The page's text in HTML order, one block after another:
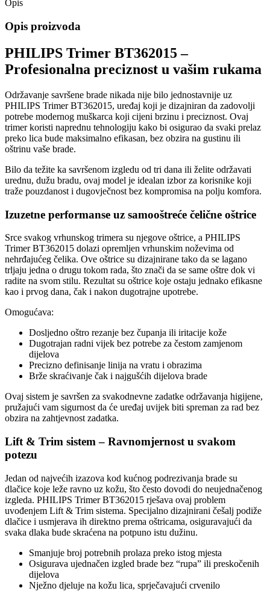
Opis
Opis proizvoda
PHILIPS Trimer BT362015 –
Profesionalna preciznost u vašim rukama
Održavanje savršene brade nikada nije bilo jednostavnije uz
PHILIPS Trimer BT362015, uređaj koji je dizajniran da zadovolji
potrebe modernog muškarca koji cijeni brzinu i preciznost. Ovaj
trimer koristi naprednu tehnologiju kako bi osigurao da svaki prelaz
preko lica bude maksimalno efikasan, bez obzira na gustinu ili
oštrinu vaše brade.
Bilo da težite ka savršenom izgledu od tri dana ili želite održavati
urednu, dužu bradu, ovaj model je idealan izbor za korisnike koji
traže pouzdanost i dugovječnost bez kompromisa na polju komfora.
Izuzetne performanse uz samooštreće čelične oštrice
Srce svakog vrhunskog trimera su njegove oštrice, a PHILIPS
Trimer BT362015 dolazi opremljen vrhunskim noževima od
nehrđajućeg čelika. Ove oštrice su dizajnirane tako da se lagano
trljaju jedna o drugu tokom rada, što znači da se same oštre dok vi
radite na svom stilu. Rezultat su oštrice koje ostaju jednako efikasne
kao i prvog dana, čak i nakon dugotrajne upotrebe.
Omogućava:
Dosljedno oštro rezanje bez čupanja ili iritacije kože
Dugotrajan radni vijek bez potrebe za čestom zamjenom
dijelova
Precizno definisanje linija na vratu i obrazima
Brže skraćivanje čak i najgušćih dijelova brade
Ovaj sistem je savršen za svakodnevne zadatke održavanja higijene,
pružajući vam sigurnost da će uređaj uvijek biti spreman za rad bez
obzira na zahtjevnost zadatka.
Lift & Trim sistem – Ravnomjernost u svakom
potezu
Jedan od najvećih izazova kod kućnog podrezivanja brade su
dlačice koje leže ravno uz kožu, što često dovodi do neujednačenog
izgleda. PHILIPS Trimer BT362015 rješava ovaj problem
uvođenjem Lift & Trim sistema. Specijalno dizajnirani češalj podiže
dlačice i usmjerava ih direktno prema oštricama, osiguravajući da
svaka dlaka bude skraćena na potpuno istu dužinu.
Smanjuje broj potrebnih prolaza preko istog mjesta
Osigurava ujednačen izgled brade bez “rupa” ili preskočenih
dijelova
Nježno djeluje na kožu lica, sprječavajući crvenilo